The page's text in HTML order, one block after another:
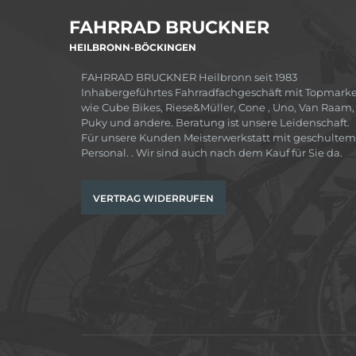
FAHRRAD BRUCKNER
HEILBRONN-BÖCKINGEN
FAHRRAD BRUCKNER Heilbronn seit 1983
Inhabergeführtes Fahrradfachgeschäft mit
wie Cube Bikes, Riese&Müller, Cone , Uno, Van Raam,
Puky und andere. Beratung ist unsere Leidenschaft.
Für unsere Kunden Meisterwerkstatt mit geschultem
Personal. . Wir sind auch nach dem Kauf für Sie da.
VERTRAG WIDERRUFEN